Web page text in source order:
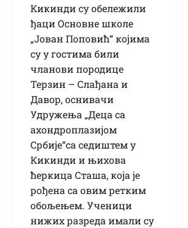
Кикинди су обележили
ђаци Основне школе
„Јован Поповић“ којима
су у гостима били
чланови породице
Терзин – Слађана и
Давор, оснивачи
Удружења „Деца са
ахондроплазијом
Србије“са седиштем у
Кикинди и њихова
ћеркица Сташа, која је
рођена са овим ретким
обољењем. Ученици
нижих разреда имали су